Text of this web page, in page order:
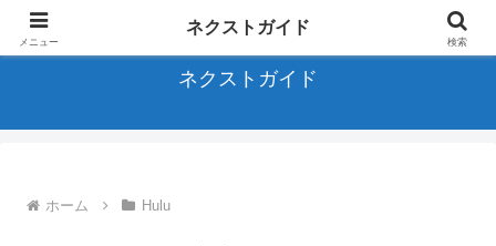
アニメ、バラエティ、ドラマに関する全てのサブスクを完全ガイド
ネクストガイド
ホーム Hulu
メニュー
ネクストガイド
検索